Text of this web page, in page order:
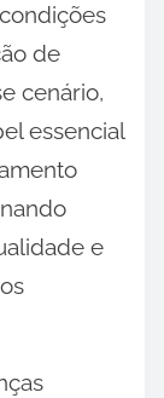
de
cenário,
essencial
e